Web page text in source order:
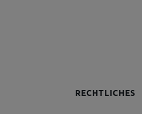
RECHTLICHES